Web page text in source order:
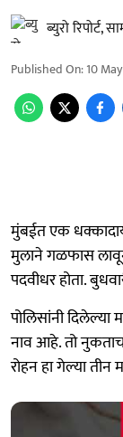
ब्युरो रिपोर्ट,
Published On:10
मुंबईत एक
मुलाने गळफास
पदवीधर होता.
पोलिसांनी
नाव आहे. तो
रोहन हा गेल्या तीन